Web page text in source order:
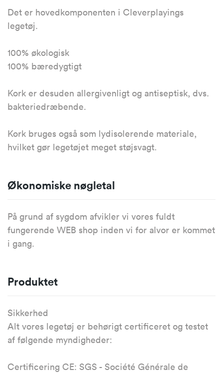
Det er hovedkomponenten i Cleverplayings
legetøj.
100% økologisk
100% bæredygtigt
Kork er desuden allergivenligt og antiseptisk, dvs.
bakteriedræbende.
Kork bruges også som lydisolerende materiale,
hvilket gør legetøjet meget støjsvagt.
Økonomiske nøgletal
På grund af sygdom afvikler vi vores fuldt
fungerende WEB shop inden vi for alvor er kommet
i gang.
Produktet
Sikkerhed
Alt vores legetøj er behørigt certificeret og testet
af følgende myndigheder:
Certificering CE: SGS - Société Générale de